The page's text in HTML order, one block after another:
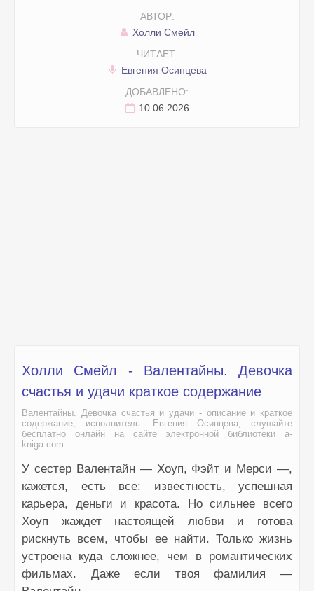
АВТОР:
Холли Смейл
ЧИТАЕТ:
Евгения Осинцева
ДОБАВЛЕНО:
10.06.2026
Холли Смейл - Валентайны. Девочка
счастья и удачи краткое содержание
Валентайны. Девочка счастья и удачи - описание и краткое
содержание, исполнитель: Евгения Осинцева, слушайте
бесплатно онлайн на сайте электронной библиотеки a-
kniga.com
У сестер Валентайн — Хоуп, Фэйт и Мерси —,
кажется, есть все: известность, успешная
карьера, деньги и красота. Но сильнее всего
Хоуп жаждет настоящей любви и готова
рискнуть всем, чтобы ее найти. Только жизнь
устроена куда сложнее, чем в романтических
фильмах. Даже если твоя фамилия —